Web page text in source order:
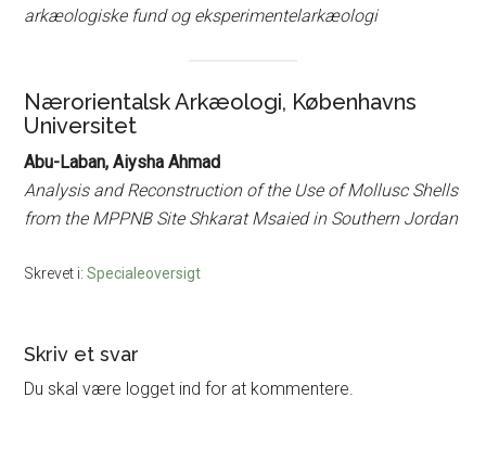
arkæologiske fund og eksperimentelarkæologi
Nærorientalsk Arkæologi, Københavns
Universitet
Abu-Laban, Aiysha Ahmad
Analysis and Reconstruction of the Use of Mollusc Shells
from the MPPNB Site Shkarat Msaied in Southern Jordan
Skrevet i:Specialeoversigt
Læserinteraktioner
Skriv et svar
Du skal være logget ind for at kommentere.